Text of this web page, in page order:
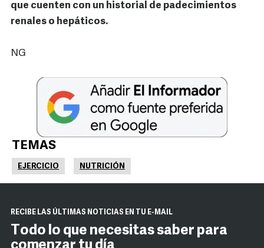
que cuenten con un historial de padecimientos
renales o hepáticos.
NG
TEMAS
EJERCICIO NUTRICIÓN
RECIBE LAS ÚLTIMAS NOTICIAS EN TU E-MAIL
Todo lo que necesitas saber para